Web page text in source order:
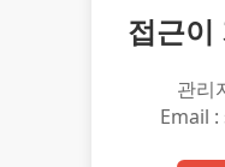
접근이
관리
Email